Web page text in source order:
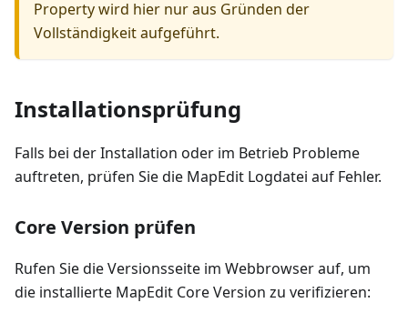
Property wird hier nur aus Gründen der
Vollständigkeit aufgeführt.
Installationsprüfung
Falls bei der Installation oder im Betrieb Probleme
auftreten, prüfen Sie die MapEdit Logdatei auf Fehler.
Core Version prüfen
Rufen Sie die Versionsseite im Webbrowser auf, um
die installierte MapEdit Core Version zu verifizieren: